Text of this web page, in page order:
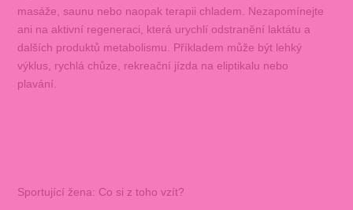
masáže, saunu nebo naopak terapii chladem. Nezapomínejte
ani na aktivní regeneraci, která urychlí odstranění laktátu a
dalších produktů metabolismu. Příkladem může být lehký
výklus, rychlá chůze, rekreační jízda na eliptikalu nebo
plavání.
Sportující žena: Co si z toho vzít?